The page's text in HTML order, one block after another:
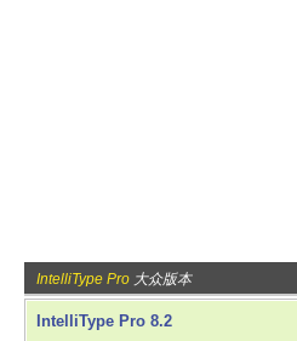
IntelliType Pro 大众版本
IntelliType Pro 8.2